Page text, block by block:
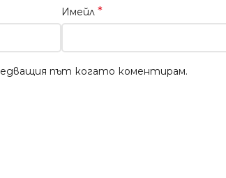
Имейл *
път когато коментирам.